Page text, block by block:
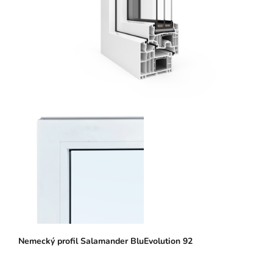
Nemecký profil Salamander BluEvolution 92